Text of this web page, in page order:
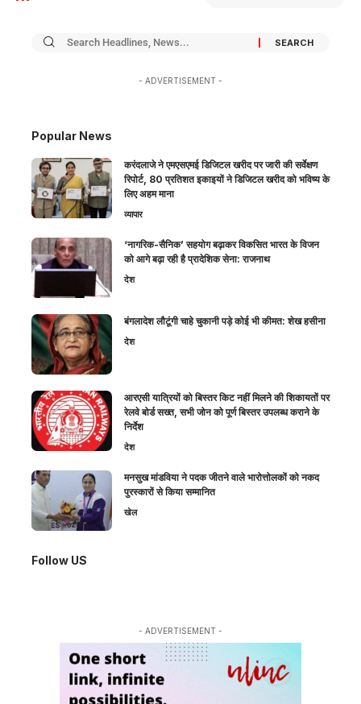
- ADVERTISEMENT -
Popular News
करंदलाजे ने एमएसएमई डिजिटल खरीद पर जारी की सर्वेक्षण
रिपोर्ट, 80 प्रतिशत इकाइयों ने डिजिटल खरीद को भविष्य के
लिए अहम माना
व्यापार
‘नागरिक-सैनिक’ सहयोग बढ़ाकर विकसित भारत के विजन
को आगे बढ़ा रही है प्रादेशिक सेना: राजनाथ
देश
बंगलादेश लौटूंगी चाहे चुकानी पड़े कोई भी कीमत: शेख हसीना
देश
आरएसी यात्रियों को बिस्तर किट नहीं मिलने की शिकायतों पर
रेलवे बोर्ड सख्त, सभी जोन को पूर्ण बिस्तर उपलब्ध कराने के
निर्देश
देश
मनसुख मांडविया ने पदक जीतने वाले भारोत्तोलकों को नकद
पुरस्कारों से किया सम्मानित
खेल
Follow US
- ADVERTISEMENT -